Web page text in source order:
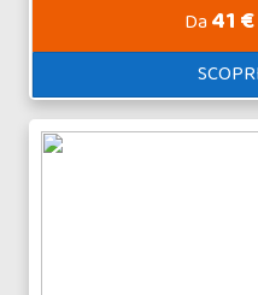
Da 41 €